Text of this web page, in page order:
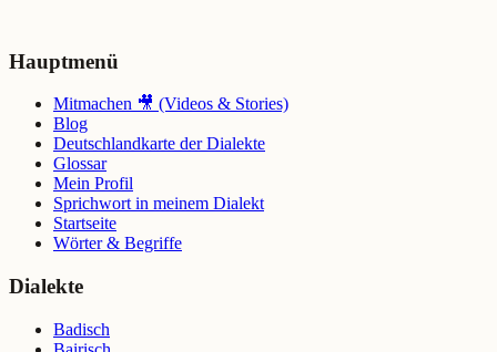
Hauptmenü
Mitmachen 🎥 (Videos & Stories)
Blog
Deutschlandkarte der Dialekte
Glossar
Mein Profil
Sprichwort in meinem Dialekt
Startseite
Wörter & Begriffe
Dialekte
Badisch